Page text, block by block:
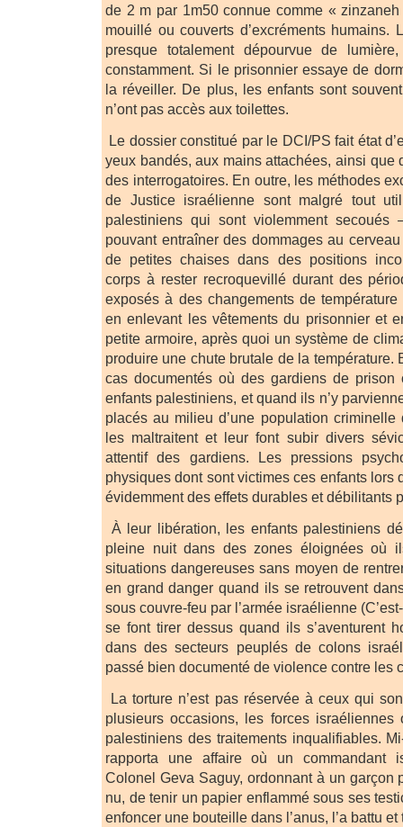
de 2 m par 1m50 connue comme «
mouillé ou couverts d’excréments humains.
presque totalement dépourvue de
constamment. Si le prisonnier essaye de
la réveiller. De plus, les enfants sont
n’ont pas accès aux toilettes.
Le dossier constitué par le DCI/PS fait état
yeux bandés, aux mains attachées, ainsi que
des interrogatoires. En outre, les méthodes
de Justice israélienne sont malgré tout
palestiniens qui sont violemment
pouvant entraîner des dommages au
de petites chaises dans des positions
corps à rester recroquevillé durant des
exposés à des changements de
en enlevant les vêtements du prisonnier et
petite armoire, après quoi un système de
produire une chute brutale de la température.
cas documentés où des gardiens de
enfants palestiniens, et quand ils n’y
placés au milieu d’une population criminelle
les maltraitent et leur font subir divers
attentif des gardiens. Les pressions
physiques dont sont victimes ces enfants lors
évidemment des effets durables et débilitants
À leur libération, les enfants palestiniens
pleine nuit dans des zones éloignées où
situations dangereuses sans moyen de
en grand danger quand ils se retrouvent
sous couvre-feu par l’armée israélienne
se font tirer dessus quand ils s’aventurent
dans des secteurs peuplés de colons
passé bien documenté de violence contre les
La torture n’est pas réservée à ceux qui
plusieurs occasions, les forces
palestiniens des traitements inqualifiables.
rapporta une affaire où un commandant
Colonel Geva Saguy, ordonnant à un garçon
nu, de tenir un papier enflammé sous ses
enfoncer une bouteille dans l’anus, l’a battu